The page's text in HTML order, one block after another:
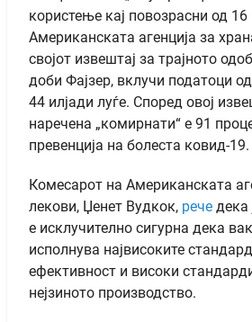
користење кај повозрасни од 16
Американската агенција за
својот извештај за трајното
доби Фајзер, вклучи податоци
44 илјади луѓе. Според овој
наречена „комирнати“ е 91
превенција на болеста ковид-19.
Комесарот на Американската
лекови, Џенет Вудкок, рече дека
е исклучително сигурна дека
исполнува највисоките
ефективност и високи
нејзиното производство.